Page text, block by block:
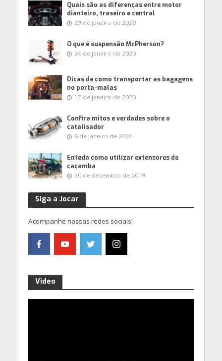
Quais são as diferenças entre motor
dianteiro, traseiro e central
29 de janeiro de 2020
O que é suspensão McPherson?
24 de janeiro de 2020
Dicas de como transportar as bagagens
no porta-malas
17 de janeiro de 2020
Confira mitos e verdades sobre o
catalisador
8 de janeiro de 2020
Enteda como utilizar extensores de
caçamba
30 de dezembro de 2019
Siga a Jocar
Acompanhe nossas redes sociais!
Video